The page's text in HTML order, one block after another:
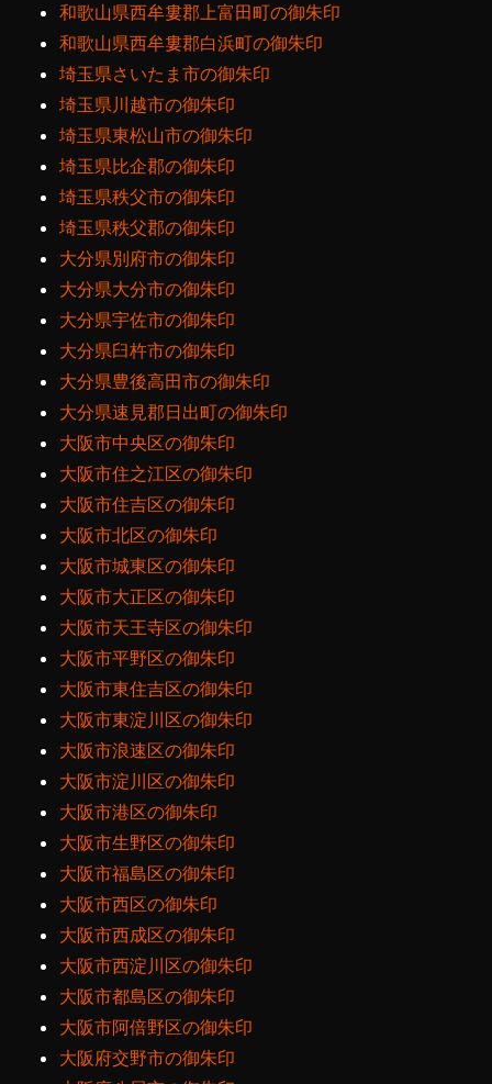
和歌山県西牟婁郡上富田町の御朱印
和歌山県西牟婁郡白浜町の御朱印
埼玉県さいたま市の御朱印
埼玉県川越市の御朱印
埼玉県東松山市の御朱印
埼玉県比企郡の御朱印
埼玉県秩父市の御朱印
埼玉県秩父郡の御朱印
大分県別府市の御朱印
大分県大分市の御朱印
大分県宇佐市の御朱印
大分県臼杵市の御朱印
大分県豊後高田市の御朱印
大分県速見郡日出町の御朱印
大阪市中央区の御朱印
大阪市住之江区の御朱印
大阪市住吉区の御朱印
大阪市北区の御朱印
大阪市城東区の御朱印
大阪市大正区の御朱印
大阪市天王寺区の御朱印
大阪市平野区の御朱印
大阪市東住吉区の御朱印
大阪市東淀川区の御朱印
大阪市浪速区の御朱印
大阪市淀川区の御朱印
大阪市港区の御朱印
大阪市生野区の御朱印
大阪市福島区の御朱印
大阪市西区の御朱印
大阪市西成区の御朱印
大阪市西淀川区の御朱印
大阪市都島区の御朱印
大阪市阿倍野区の御朱印
大阪府交野市の御朱印